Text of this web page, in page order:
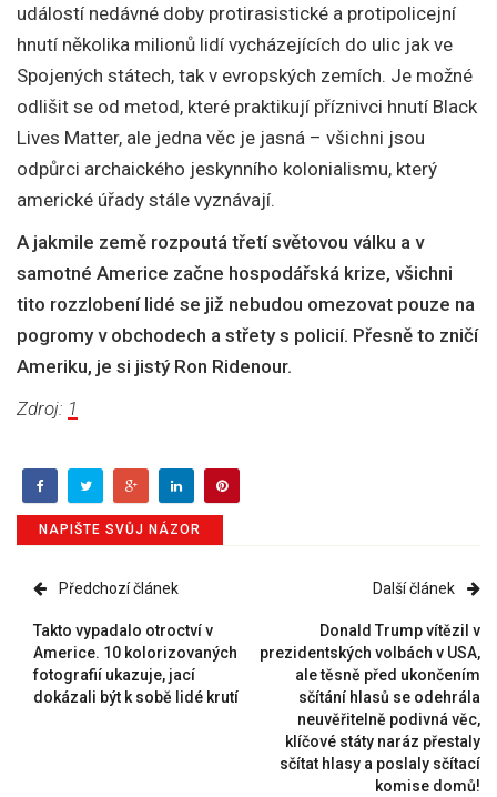
událostí nedávné doby protirasistické a protipolicejní
hnutí několika milionů lidí vycházejících do ulic jak ve
Spojených státech, tak v evropských zemích. Je možné
odlišit se od metod, které praktikují příznivci hnutí Black
Lives Matter, ale jedna věc je jasná – všichni jsou
odpůrci archaického jeskynního kolonialismu, který
americké úřady stále vyznávají.
A jakmile země rozpoutá třetí světovou válku a v
samotné Americe začne hospodářská krize, všichni
tito rozzlobení lidé se již nebudou omezovat pouze na
pogromy v obchodech a střety s policií. Přesně to zničí
Ameriku, je si jistý Ron Ridenour.
Zdroj: 1
NAPIŠTE SVŮJ NÁZOR
Předchozí článek
Takto vypadalo otroctví v
Americe. 10 kolorizovaných
fotografií ukazuje, jací
dokázali být k sobě lidé krutí
Další článek
Donald Trump vítězil v
prezidentských volbách v USA,
ale těsně před ukončením
sčítání hlasů se odehrála
neuvěřitelně podivná věc,
klíčové státy naráz přestaly
sčítat hlasy a poslaly sčítací
komise domů!